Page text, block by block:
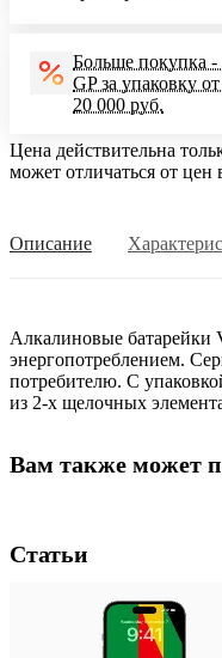
Больше покупка
GP за упаковку
20 000 руб.
Цена действительна
может отличаться от
Описание
Алкалиновые батарейки
энергопотреблением.
потребителю. С
из 2-х щелочных
Вам также может
Статьи